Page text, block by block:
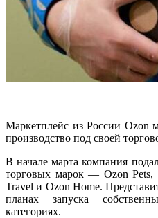
Маркетплейс из России Ozon
производство под своей
В начале марта компания
торговых марок — Ozon Pets,
Travel и Ozon Home.
планах запуска
категориях.